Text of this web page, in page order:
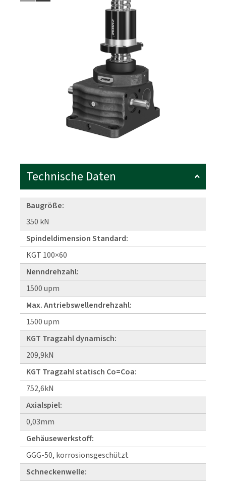
Technische Daten
Baugröße:
350 kN
Spindeldimension Standard:
KGT 100×60
Nenndrehzahl:
1500 upm
Max. Antriebswellendrehzahl:
1500 upm
KGT Tragzahl dynamisch:
209,9kN
KGT Tragzahl statisch Co=Coa:
752,6kN
Axialspiel:
0,03mm
Gehäusewerkstoff:
GGG-50, korrosionsgeschützt
Schneckenwelle: